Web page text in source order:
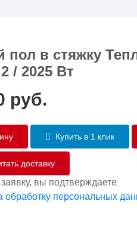
пол в стяжку
/ 2025 Вт
руб.
Купить в 1 клик
доставку
вы подтверждаете
обработку персональных